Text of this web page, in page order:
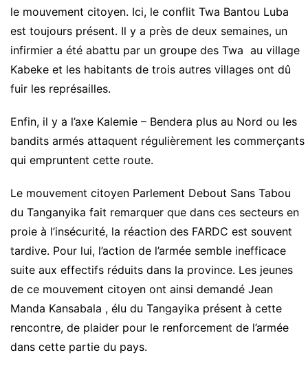
le mouvement citoyen. Ici, le conflit Twa Bantou Luba
est toujours présent. Il y a près de deux semaines, un
infirmier a été abattu par un groupe des Twa au village
Kabeke et les habitants de trois autres villages ont dû
fuir les représailles.
Enfin, il y a l’axe Kalemie – Bendera plus au Nord ou les
bandits armés attaquent régulièrement les commerçants
qui empruntent cette route.
Le mouvement citoyen Parlement Debout Sans Tabou
du Tanganyika fait remarquer que dans ces secteurs en
proie à l’insécurité, la réaction des FARDC est souvent
tardive. Pour lui, l’action de l’armée semble inefficace
suite aux effectifs réduits dans la province. Les jeunes
de ce mouvement citoyen ont ainsi demandé Jean
Manda Kansabala , élu du Tangayika présent à cette
rencontre, de plaider pour le renforcement de l’armée
dans cette partie du pays.